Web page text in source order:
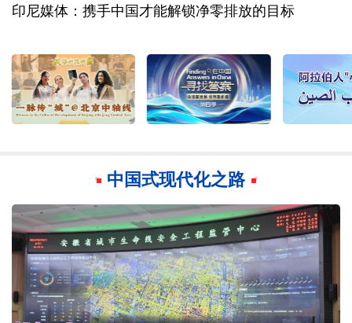
印尼媒体：携手中国才能解锁净零排放的目标
中国式现代化之路